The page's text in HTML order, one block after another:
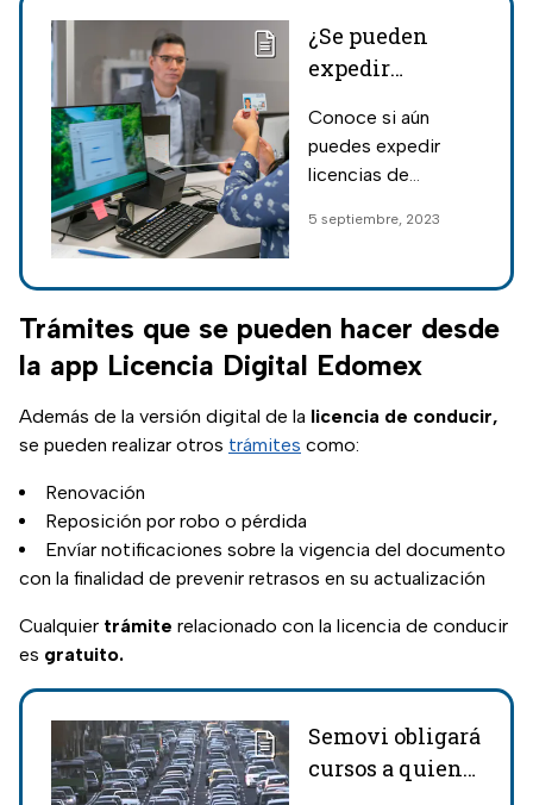
¿Se pueden
expedir
conducir
permanente
CDMX?
Conoce si aún
puedes expedir
licencias de
permanente en la
cuáles son los
documentos y
requisitos para
sacar la tuya por
5 septiembre, 2023
Trámites que se pueden hacer desde
la app Licencia Digital Edomex
Además de la versión digital de la licencia de conducir,
se pueden realizar otros trámites como:
Renovación
Reposición por robo o pérdida
Envíar notificaciones sobre la vigencia del documento
con la finalidad de prevenir retrasos en su actualización
Cualquier trámite relacionado con la licencia de conducir
es gratuito.
Semovi obligará
cursos a quien